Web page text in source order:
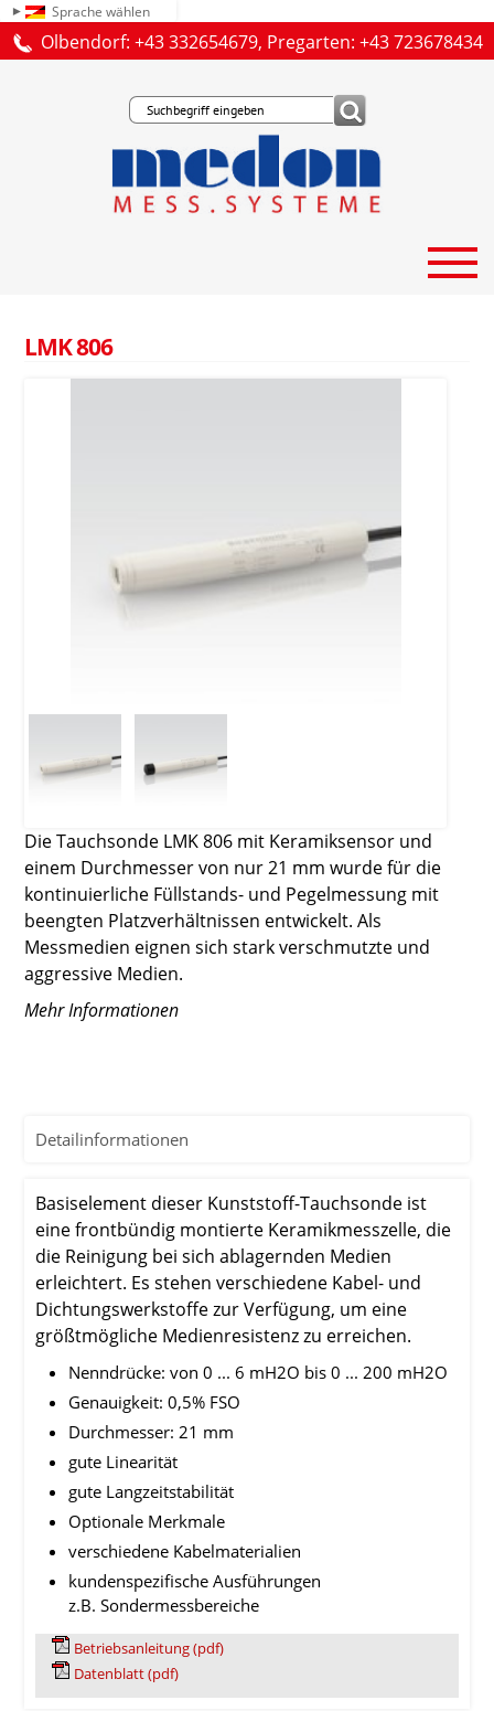
Sprache wählen
Olbendorf: +43 332654679, Pregarten: +43 723678434
LMK 806
Die Tauchsonde LMK 806 mit Keramiksensor und
einem Durchmesser von nur 21 mm wurde für die
kontinuierliche Füllstands- und Pegelmessung mit
beengten Platzverhältnissen entwickelt. Als
Messmedien eignen sich stark verschmutzte und
aggressive Medien.
Mehr Informationen
Detailinformationen
Basiselement dieser Kunststoff-Tauchsonde ist
eine frontbündig montierte Keramikmesszelle, die
die Reinigung bei sich ablagernden Medien
erleichtert. Es stehen verschiedene Kabel- und
Dichtungswerkstoffe zur Verfügung, um eine
größtmögliche Medienresistenz zu erreichen.
Nenndrücke: von 0 ... 6 mH2O bis 0 ... 200 mH2O
Genauigkeit: 0,5% FSO
Durchmesser: 21 mm
gute Linearität
gute Langzeitstabilität
Optionale Merkmale
verschiedene Kabelmaterialien
kundenspezifische Ausführungen
z.B. Sondermessbereiche
Betriebsanleitung (pdf)
Datenblatt (pdf)